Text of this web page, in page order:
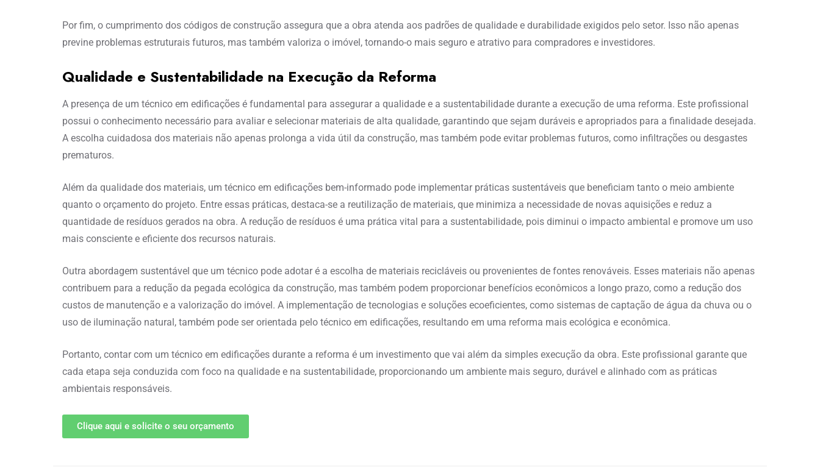
Por fim, o cumprimento dos códigos de construção assegura que a obra atenda aos padrões de qualidade e durabilidade exigidos pelo setor. Isso não apenas
previne problemas estruturais futuros, mas também valoriza o imóvel, tornando-o mais seguro e atrativo para compradores e investidores.
Qualidade e Sustentabilidade na Execução da Reforma
A presença de um técnico em edificações é fundamental para assegurar a qualidade e a sustentabilidade durante a execução de uma reforma. Este profissional
possui o conhecimento necessário para avaliar e selecionar materiais de alta qualidade, garantindo que sejam duráveis e apropriados para a finalidade desejada.
A escolha cuidadosa dos materiais não apenas prolonga a vida útil da construção, mas também pode evitar problemas futuros, como infiltrações ou desgastes
prematuros.
Além da qualidade dos materiais, um técnico em edificações bem-informado pode implementar práticas sustentáveis que beneficiam tanto o meio ambiente
quanto o orçamento do projeto. Entre essas práticas, destaca-se a reutilização de materiais, que minimiza a necessidade de novas aquisições e reduz a
quantidade de resíduos gerados na obra. A redução de resíduos é uma prática vital para a sustentabilidade, pois diminui o impacto ambiental e promove um uso
mais consciente e eficiente dos recursos naturais.
Outra abordagem sustentável que um técnico pode adotar é a escolha de materiais recicláveis ou provenientes de fontes renováveis. Esses materiais não apenas
contribuem para a redução da pegada ecológica da construção, mas também podem proporcionar benefícios econômicos a longo prazo, como a redução dos
custos de manutenção e a valorização do imóvel. A implementação de tecnologias e soluções ecoeficientes, como sistemas de captação de água da chuva ou o
uso de iluminação natural, também pode ser orientada pelo técnico em edificações, resultando em uma reforma mais ecológica e econômica.
Portanto, contar com um técnico em edificações durante a reforma é um investimento que vai além da simples execução da obra. Este profissional garante que
cada etapa seja conduzida com foco na qualidade e na sustentabilidade, proporcionando um ambiente mais seguro, durável e alinhado com as práticas
ambientais responsáveis.
Clique aqui e solicite o seu orçamento